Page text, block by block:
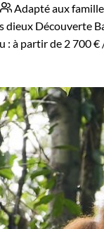
Adapté aux
dieux Découverte
: à partir de 2 700 €